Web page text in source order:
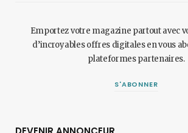
Emportez votre magazine partout avec
d’incroyables offres digitales en vous
plateformes partenaires.
S'ABONNER